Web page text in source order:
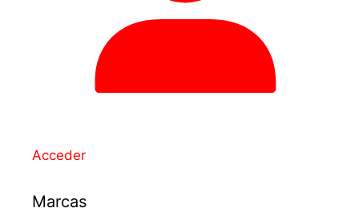
Acceder
Marcas